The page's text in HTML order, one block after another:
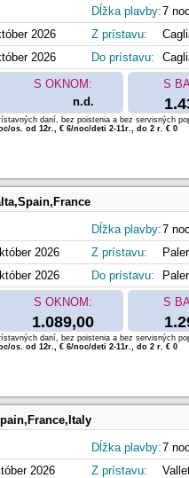
2026
2026
Dĺžka plavby:7
Z prístavu:
Do prístavu:
S OKNOM:
n.d.
S
daní, bez poistenia a bez servisných
os. od 12r., € 6/noc/deti 2-11r., do 2 r. € 0
2026
2026
Dĺžka plavby:7
Z prístavu:
Do prístavu:
S OKNOM:
1.089,00
S
daní, bez poistenia a bez servisných
os. od 12r., € 6/noc/deti 2-11r., do 2 r. € 0
2026
Dĺžka plavby:7
Z prístavu: